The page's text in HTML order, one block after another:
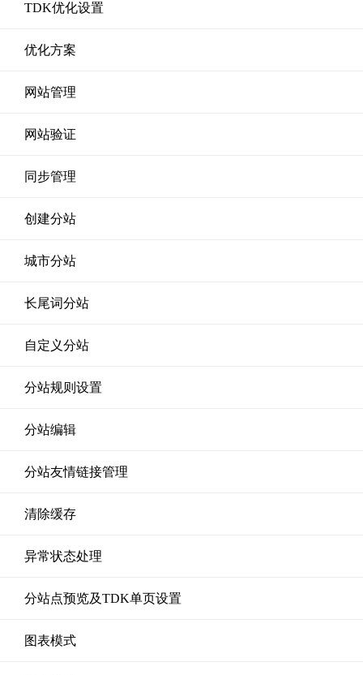
TDK优化设置
优化方案
网站管理
网站验证
同步管理
创建分站
城市分站
长尾词分站
自定义分站
分站规则设置
分站编辑
分站友情链接管理
清除缓存
异常状态处理
分站点预览及TDK单页设置
图表模式